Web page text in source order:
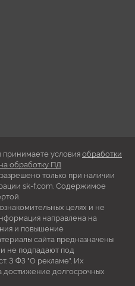
принимаете условия обработки
обработку ПД
только при наличии
sk-f.com. Содержимое
целях и не
направлена на
и повышение
сайта предназначены
не подпадают под
3 ФЗ "О рекламе". Их
достижение долгосрочных